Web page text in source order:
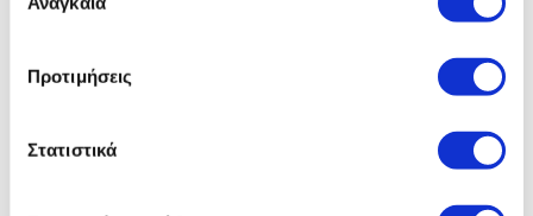
συγκατάθεσης
Προτιμήσεις
Στατιστικά